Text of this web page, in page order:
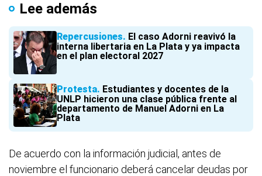
Lee además
Repercusiones El caso Adorni reavivó la
interna libertaria en La Plata y ya impacta
en el plan electoral 2027
Protesta Estudiantes y docentes de la
UNLP hicieron una clase pública frente al
departamento de Manuel Adorni en La
Plata
De acuerdo con la información judicial, antes de
noviembre el funcionario deberá cancelar deudas por